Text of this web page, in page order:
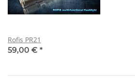
Rofis PR21
59,00 € *